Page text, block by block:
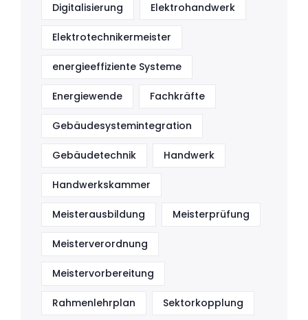
Digitalisierung Elektrohandwerk
Elektrotechnikermeister
energieeffiziente Systeme
Energiewende Fachkräfte
Gebäudesystemintegration
Gebäudetechnik Handwerk
Handwerkskammer
Meisterausbildung Meisterprüfung
Meisterverordnung
Meistervorbereitung
Rahmenlehrplan Sektorkopplung